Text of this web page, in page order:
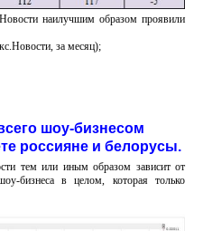
наилучшим образом проявили
за месяц);
шоу-бизнесом
россияне и белорусы.
тем или иным образом зависит от
бизнеса в целом, которая только